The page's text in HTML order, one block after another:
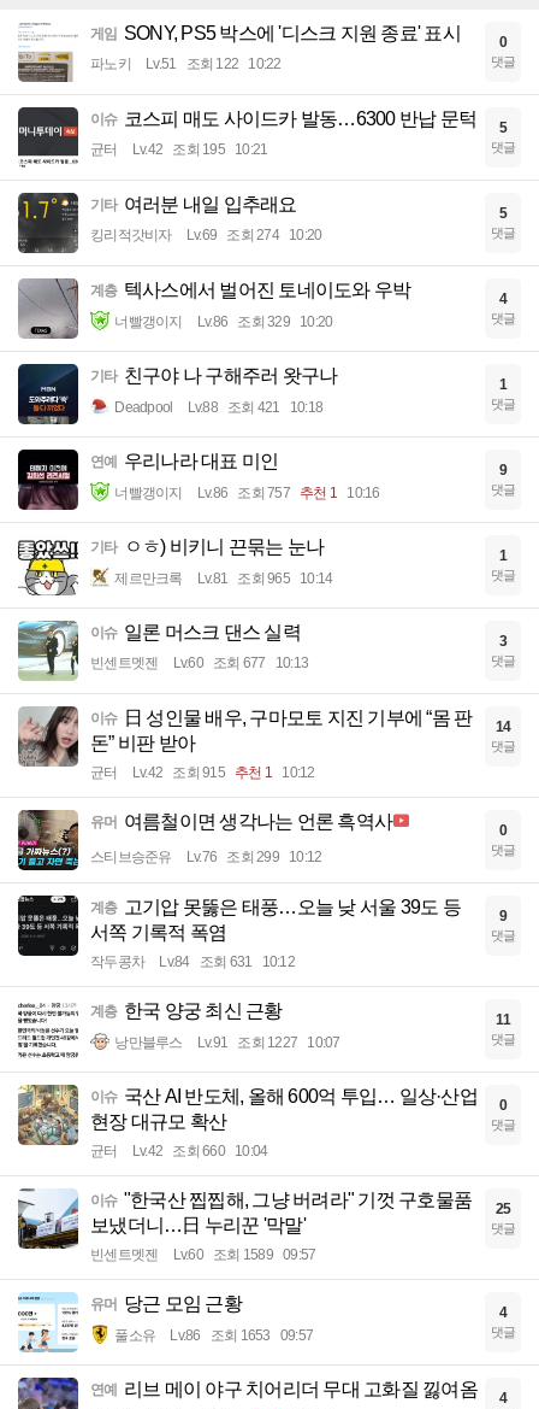
게임 SONY, PS5 박스에 '디스크 지원 종료' 표시
파노키 Lv.51 조회 122 10:22
0
댓글
이슈 코스피 매도 사이드카 발동…6300 반납 문턱
균터 Lv.42 조회 195 10:21
5
댓글
기타 여러분 내일 입추래요
킹리적갓비자 Lv.69 조회 274 10:20
5
댓글
계층 텍사스에서 벌어진 토네이도와 우박
너빨갱이지 Lv.86 조회 329 10:20
4
댓글
기타 친구야 나 구해주러 왓구나
Deadpool Lv.88 조회 421 10:18
1
댓글
연예 우리나라 대표 미인
너빨갱이지 Lv.86 조회 757 추천 1 10:16
9
댓글
기타 ㅇㅎ) 비키니 끈묶는 눈나
제르만크록 Lv.81 조회 965 10:14
1
댓글
이슈 일론 머스크 댄스 실력
빈센트멧젠 Lv.60 조회 677 10:13
3
댓글
이슈
日 성인물 배우, 구마모토 지진 기부에 “몸 판
돈” 비판 받아
균터 Lv.42 조회 915 추천 1 10:12
14
댓글
유머 여름철이면 생각나는 언론 흑역사
스티브승준유 Lv.76 조회 299 10:12
0
댓글
계층 고기압 못뚫은 태풍…오늘 낮 서울 39도 등
서쪽 기록적 폭염
작두콩차 Lv.84 조회 631 10:12
9
댓글
계층 한국 양궁 최신 근황
낭만블루스 Lv.91 조회 1227 10:07
11
댓글
이슈 국산 AI 반도체, 올해 600억 투입… 일상·산업
현장 대규모 확산
균터 Lv.42 조회 660 10:04
0
댓글
이슈 "한국산 찝찝해, 그냥 버려라" 기껏 구호물품
보냈더니…日 누리꾼 '막말'
빈센트멧젠 Lv.60 조회 1589 09:57
25
댓글
유머 당근 모임 근황
풀소유 Lv.86 조회 1653 09:57
4
댓글
연예 리브 메이 야구 치어리더 무대 고화질 낋여옴 4